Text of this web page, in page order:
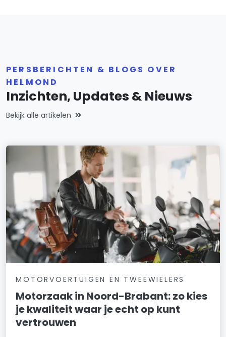
PERSBERICHTEN & BLOGS OVER
HELMOND
Inzichten, Updates & Nieuws
Bekijk alle artikelen
MOTORVOERTUIGEN EN TWEEWIELERS
Motorzaak in Noord-Brabant: zo kies
je kwaliteit waar je echt op kunt
vertrouwen